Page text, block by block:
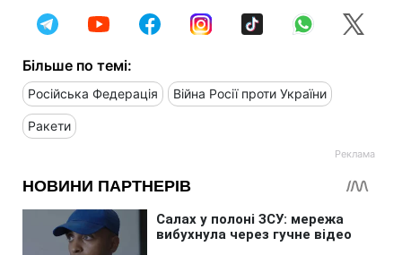
Більше по темі:
Російська Федерація Війна Росії проти України
Ракети